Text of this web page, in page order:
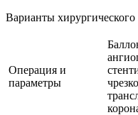
Варианты хирургического
Операция и
параметры